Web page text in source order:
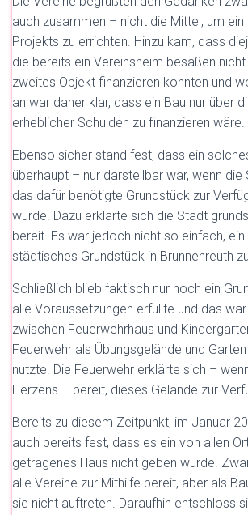
auch zusammen – nicht die Mittel, um
Projekts zu errichten. Hinzu kam, dass
die bereits ein Vereinsheim besaßen
zweites Objekt finanzieren konnten und
an war daher klar, dass ein Bau nur über
erheblicher Schulden zu finanzieren wäre.
Ebenso sicher stand fest, dass ein
überhaupt – nur darstellbar war, wenn
das dafür benötigte Grundstück zur
würde. Dazu erklärte sich die Stadt
bereit. Es war jedoch nicht so einfach,
städtisches Grundstück in Brunnenreuth
Schließlich blieb faktisch nur noch ein
alle Voraussetzungen erfüllte und das
zwischen Feuerwehrhaus und
Feuerwehr als Übungsgelände und
nutzte. Die Feuerwehr erklärte sich –
Herzens – bereit, dieses Gelände zur
Bereits zu diesem Zeitpunkt, im Januar
auch bereits fest, dass es ein von allen
getragenes Haus nicht geben würde.
alle Vereine zur Mithilfe bereit, aber als
sie nicht auftreten. Daraufhin entschloss